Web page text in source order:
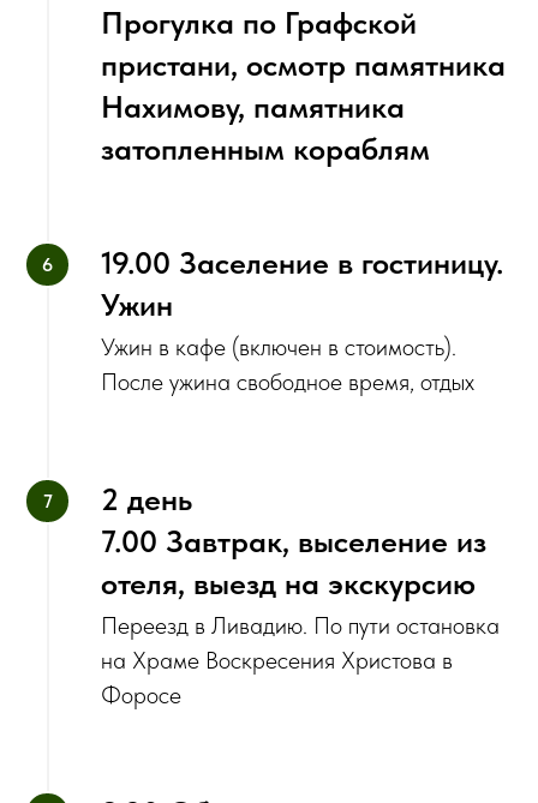
Прогулка по Графской
пристани, осмотр памятника
Нахимову, памятника
затопленным кораблям
19.00 Заселение в гостиницу.
Ужин
Ужин в кафе (включен в стоимость).
После ужина свободное время, отдых
2 день
7.00 Завтрак, выселение из
отеля, выезд на экскурсию
Переезд в Ливадию. По пути остановка
на Храме Воскресения Христова в
Форосе